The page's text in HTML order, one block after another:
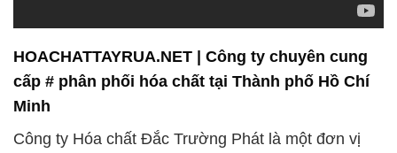
HOACHATTAYRUA.NET | Công ty chuyên cung
cấp # phân phối hóa chất tại Thành phố Hồ Chí
Minh
Công ty Hóa chất Đắc Trường Phát là một đơn vị